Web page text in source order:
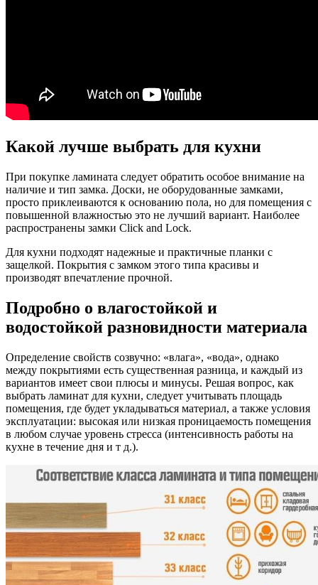
Какой лучше выбрать для кухни
При покупке ламината следует обратить особое внимание на
наличие и тип замка. Доски, не оборудованные замками,
просто приклеиваются к основанию пола, но для помещения с
повышенной влажностью это не лучший вариант. Наиболее
распространены замки Click and Lock.
Для кухни подходят надежные и практичные планки с
защелкой. Покрытия с замком этого типа красивы и
производят впечатление прочной.
Подробно о влагостойкой и
водостойкой разновидности материала
Определение свойств созвучно: «влага», «вода», однако
между покрытиями есть существенная разница, и каждый из
вариантов имеет свои плюсы и минусы. Решая вопрос, как
выбрать ламинат для кухни, следует учитывать площадь
помещения, где будет укладываться материал, а также условия
эксплуатации: высокая или низкая проницаемость помещения
в любом случае уровень стресса (интенсивность работы на
кухне в течение дня и т д.).